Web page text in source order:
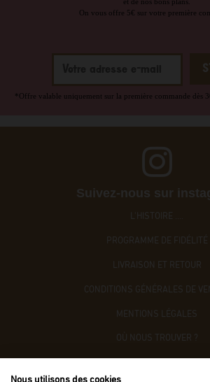
On vous offre 5€ sur votre première
*Offre valable uniquement sur la première commande dès
Suivez-nous sur
L'HISTOIRE ....
PROGRAMME DE FIDÉLITÉ
LIVRAISON ET RETOUR
CONDITIONS GÉNÉRALES DE
MENTIONS LÉGALES
OÙ NOUS TROUVER ?
Nous utilisons des cookies